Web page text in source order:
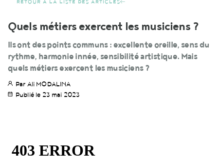
RETOUR À LA LISTE DES ARTICLES
Quels métiers exercent les musiciens ?
Ils ont des points communs : excellente oreille, sens du
rythme, harmonie innée, sensibilité artistique. Mais
quels métiers exercent les musiciens ?
Par Ali MODALINA
Publié le 23 mai 2023